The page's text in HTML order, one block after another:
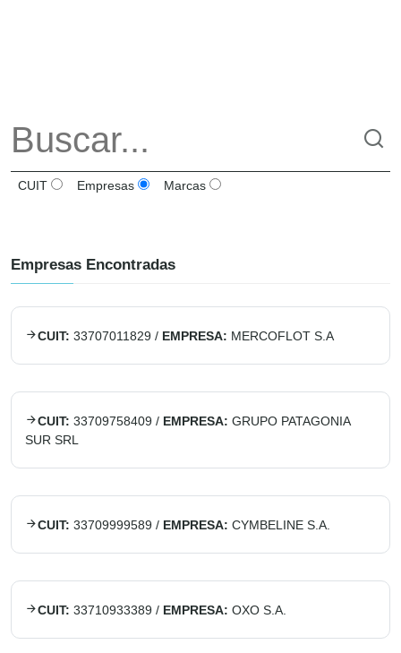
CUIT Empresas Marcas
Empresas Encontradas
CUIT: 33707011829 / EMPRESA: MERCOFLOT S.A
CUIT: 33709758409 / EMPRESA: GRUPO PATAGONIA
SUR SRL
CUIT: 33709999589 / EMPRESA: CYMBELINE S.A.
CUIT: 33710933389 / EMPRESA: OXO S.A.